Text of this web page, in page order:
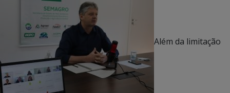
Além da limitação